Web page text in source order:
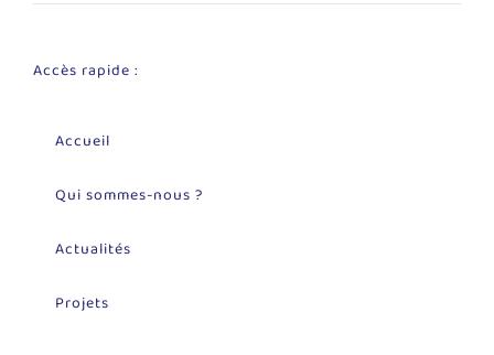
Accès rapide :
Accueil
Qui sommes-nous ?
Actualités
Projets